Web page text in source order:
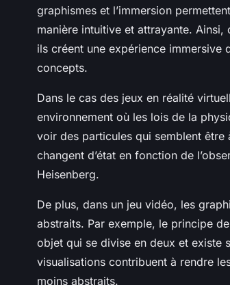
graphismes et l’immersion
manière intuitive et attrayante.
ils créent une expérience immersive
concepts.
Dans le cas des jeux en réalité
environnement où les lois de la
voir des particules qui semblent
changent d’état en fonction de
Heisenberg.
De plus, dans un jeu vidéo, les
abstraits. Par exemple, le principe
objet qui se divise en deux et existe
visualisations contribuent à rendre
moins abstraits.